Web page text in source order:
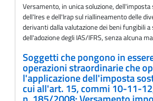
Versamento, in unica soluzione,
dell'Ires e dell'Irap sul riallineamento delle
derivanti dalla valutazione dei beni fungibili a
dell'adozione degli IAS/IFRS, senza alcuna
Soggetti che pongono in
operazioni straordinarie che
l'applicazione dell'imposta
cui all'art. 15, commi 10-11-